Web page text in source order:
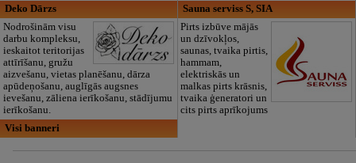
Deko Dārzs
Nodrošinām visu
darbu kompleksu,
ieskaitot teritorijas
attīrīšanu, gružu
aizvešanu, vietas planēšanu, dārza
apūdeņošanu, auglīgās augsnes
ievešanu, zāliena ierīkošanu, stādījumu
ierīkošanu.
Sauna serviss S, SIA
Pirts izbūve mājās
un dzīvokļos,
saunas, tvaika pirtis,
hammam,
elektriskās un
malkas pirts krāsnis,
tvaika ģeneratori un
cits pirts aprīkojums
Visi banneri